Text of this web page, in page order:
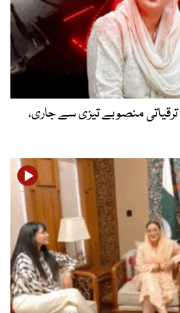
میں ترقیاتی منصوبے تیزی سے جاری،